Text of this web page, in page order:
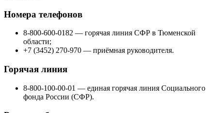
Номера телефонов
8-800-600-0182 — горячая линия СФР в Тюменской
области;
+7 (3452) 270-970 — приёмная руководителя.
Горячая линия
8-800-100-00-01 — единая горячая линия Социального
фонда России (СФР).